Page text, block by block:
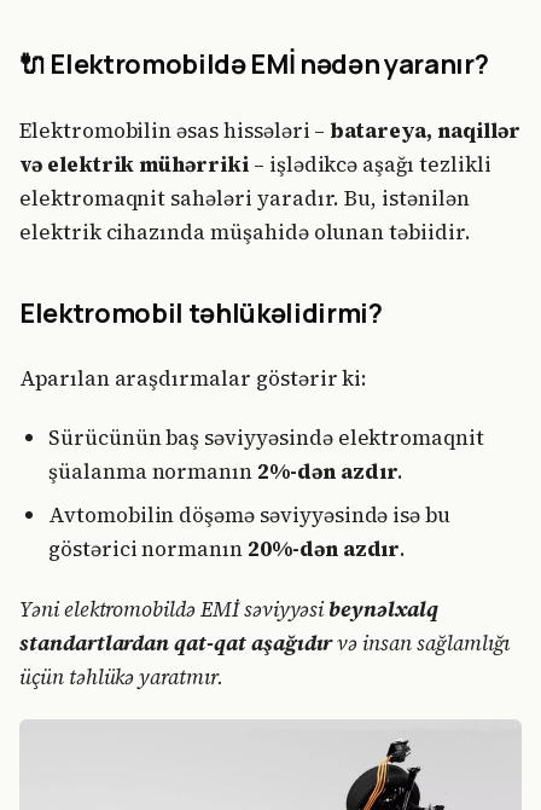
🔌 Elektromobildə EMİ nədən yaranır?
Elektromobilin əsas hissələri – batareya, naqillər
və elektrik mühərriki– işlədikcə aşağı tezlikli
elektromaqnit sahələri yaradır. Bu, istənilən
elektrik cihazında müşahidə olunan təbiidir.
Elektromobil təhlükəlidirmi?
Aparılan araşdırmalar göstərir ki:
Sürücünün baş səviyyəsində elektromaqnit
şüalanma normanın 2%-dən azdır.
Avtomobilin döşəmə səviyyəsində isə bu
göstərici normanın 20%-dən azdır.
Yəni elektromobildə EMİ səviyyəsi beynəlxalq
standartlardan qat-qat aşağıdırvə insan sağlamlığı
üçün təhlükə yaratmır.